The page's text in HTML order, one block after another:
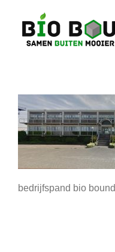
inhoud
bedrijfspand bio bound